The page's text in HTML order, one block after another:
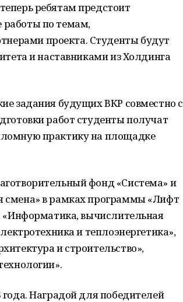
ребятам предстоит
работы по темам,
проекта. Студенты будут
и наставниками из Холдинга
задания будущих ВКР совместно с
работ студенты получат
практику на площадке
фонд «Система» и
смена» в рамках программы «Лифт
«Информатика, вычислительная
и теплоэнергетика»,
и строительство»,
Наградой для победителей